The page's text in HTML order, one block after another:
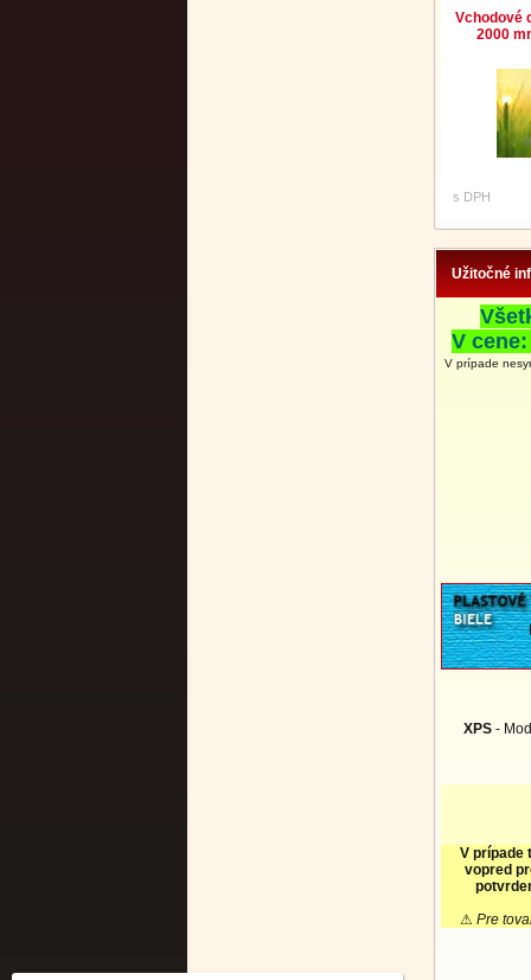
Vchodové
2000
s DPH
Užitočné
V
V prípade
XPS -
V prípade
vopred
⚠ Pre